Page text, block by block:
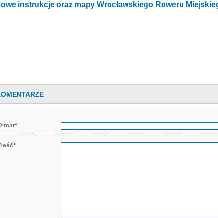
instrukcje oraz mapy Wrocławskiego Roweru
*
*